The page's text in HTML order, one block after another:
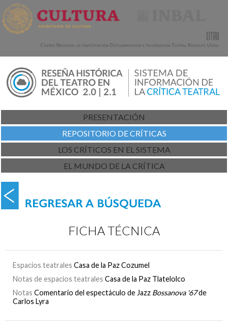
PRESENTACIÓN
REPOSITORIO DE CRÍTICAS
LOS CRÍTICOS EN EL SISTEMA
EL MUNDO DE LA CRÍTICA
FICHA TÉCNICA
Espacios teatrales Casa de la Paz Cozumel
Notas de espacios teatrales Casa de la Paz Tlatelolco
Notas Comentario del espectáculo de Jazz Bossanova '67de
Carlos Lyra